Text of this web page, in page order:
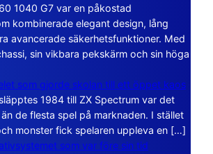
1040 G7 var en påkostad
kombinerade elegant design, lång
avancerade säkerhetsfunktioner. Med
sin vikbara pekskärm och sin höga
som gjorde skolan till ett öppet kaos
1984 till ZX Spectrum var det
de flesta spel på marknaden. I stället
monster fick spelaren uppleva en […]
som var före sin tid